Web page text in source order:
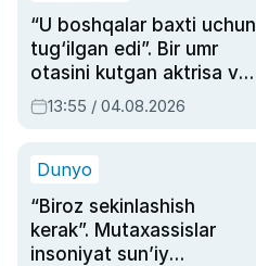
“U boshqalar baxti uchun
tug‘ilgan edi”. Bir umr
otasini kutgan aktrisa va
dublyaj ustasi Rimma
Ahmedovaning
13:55 / 04.08.2026
Dunyo
“Biroz sekinlashish
kerak”. Mutaxassislar
insoniyat sun’iy